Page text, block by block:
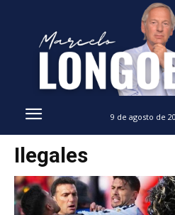
9 de agosto de
Ilegales